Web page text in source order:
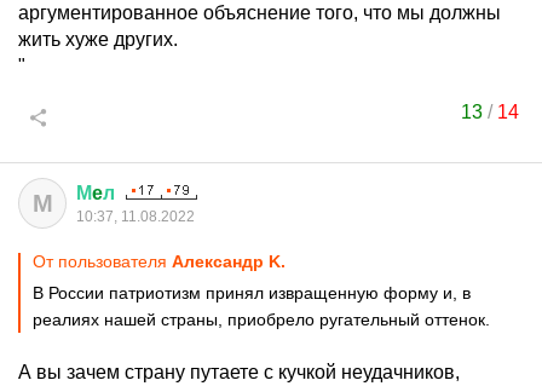
аргументированное объяснение того, что мы должны
жить хуже других.
"
13/ 14
М Мeл
10:37, 11.08.2022
От пользователя Александр K.
В России патриотизм принял извращенную форму и, в
реалиях нашей страны, приобрело ругательный оттенок.
А вы зачем страну путаете с кучкой неудачников,